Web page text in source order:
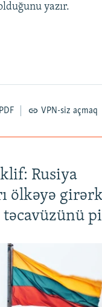
yazır.
PDF VPN-siz açmaq
Rusiya
ölkəyə
təcavüzünü